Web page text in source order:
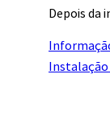
Depois da
Instalação